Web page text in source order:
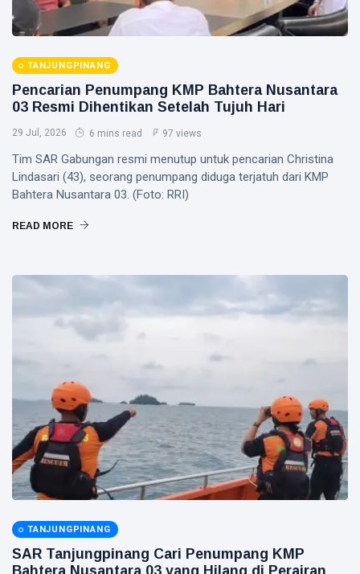
TANJUNGPINANG
Pencarian Penumpang KMP Bahtera Nusantara
03 Resmi Dihentikan Setelah Tujuh Hari
29 Jul, 2026 6 mins read 97 views
Tim SAR Gabungan resmi menutup untuk pencarian Christina
Lindasari (43), seorang penumpang diduga terjatuh dari KMP
Bahtera Nusantara 03. (Foto: RRI)
READ MORE
TANJUNGPINANG
SAR Tanjungpinang Cari Penumpang KMP
Bahtera Nusantara 03 yang Hilang di Perairan